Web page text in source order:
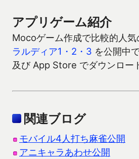
アプリゲーム紹介
Mocoゲーム作成で比較的人気
ラルディア1・2・3 を公開中
及び App Store でダウンロー
関連ブログ
モバイル4人打ち麻雀公開
アニキャラあわせ公開